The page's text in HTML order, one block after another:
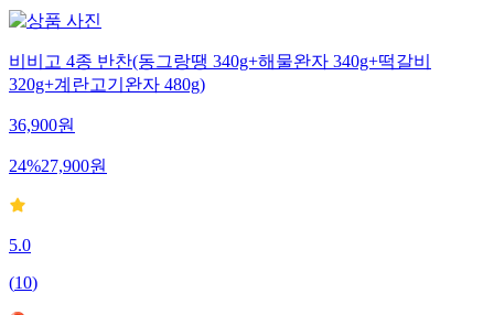
비비고 4종 반찬(동그랑땡 340g+해물완자 340g+떡갈비
320g+계란고기완자 480g)
36,900원
24%27,900원
5.0
(10)